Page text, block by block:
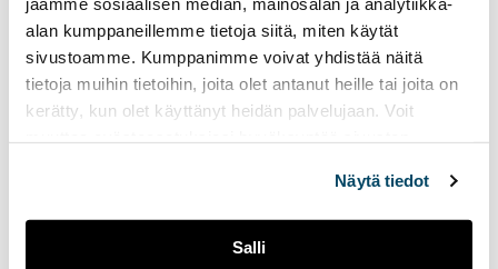
alan kumppaneillemme tietoja siitä, miten käytät
sivustoamme. Kumppanimme voivat yhdistää näitä
tietoja muihin tietoihin, joita olet antanut heille tai joita on
kerätty, kun olet käyttänyt heidän palvelujaan. Voit
Näytä tiedot
Salli